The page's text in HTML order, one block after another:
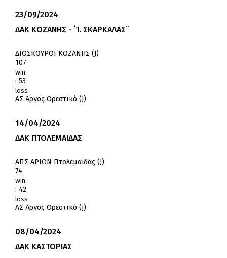
23/09/2024
ΔΑΚ ΚΟΖΑΝΗΣ - ΄Ί. ΣΚΑΡΚΑΛΑΣ¨
ΔΙΟΣΚΟΥΡΟΙ ΚΟΖΑΝΗΣ (J)
107
win
: 53
loss
ΑΣ Άργος Ορεστικό (J)
14/04/2024
ΔΑΚ ΠΤΟΛΕΜΑΙΔΑΣ
ΑΠΣ ΑΡΙΩΝ Πτολεμαΐδας (J)
74
win
: 42
loss
ΑΣ Άργος Ορεστικό (J)
08/04/2024
ΔΑΚ ΚΑΣΤΟΡΙΑΣ